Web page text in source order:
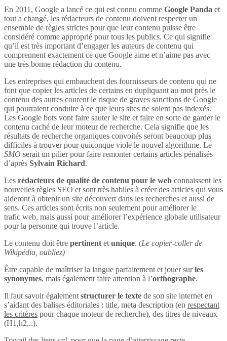
En 2011, Google a lancé ce qui est connu comme Google Panda et
tout a changé, les rédacteurs de contenu doivent respecter un
ensemble de règles strictes pour que leur contenu puisse être
considéré comme approprié pour tous les publics. Ce qui signifie
qu’il est très important d’engager les auteurs de contenu qui
comprennent exactement ce que Google aime et n’aime pas avec
une très bonne rédaction du contenu.
Les entreprises qui embauchent des fournisseurs de contenu qui ne
font que copier les articles de certains en dupliquant au mot près le
contenu des autres courent le risque de graves sanctions de Google
qui pourraient conduire à ce que leurs sites ne soient pas indexés.
Les Google bots vont faire sauter le site et faire en sorte de garder le
contenu caché de leur moteur de recherche. Cela signifie que les
résultats de recherche organiques convoités seront beaucoup plus
difficiles à trouver pour quiconque viole le nouvel algorithme. Le
SMO serait un pilier pour faire remonter certains articles pénalisés
d’après Sylvain Richard.
Les rédacteurs de qualité de contenu pour le web connaissent les
nouvelles règles SEO et sont très habiles à créer des articles qui vous
aideront à obtenir un site découvert dans les recherches et aussi de
sens. Ces articles sont écrits non seulement pour améliorer le
trafic web, mais aussi pour améliorer l’expérience globale utilisateur
pour la personne qui trouve l’article.
Le contenu doit être pertinent et unique. (Le copier-coller de
Wikipédia, oubliez)
Être capable de maîtriser la langue parfaitement et jouer surles
synonymes, mais également faire attention à l’orthographe.
Il faut savoir également structurer le texte de son site internet en
s’aidant des balises éditoriales : title, meta description (en respectant
les critères pour chaque moteur de recherche), des titres de niveaux
(H1,h2,..).